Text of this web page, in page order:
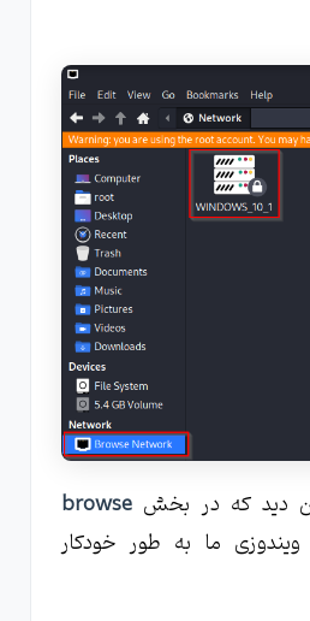
دید که در بخش browse
ویندوزی ما به طور خودکار